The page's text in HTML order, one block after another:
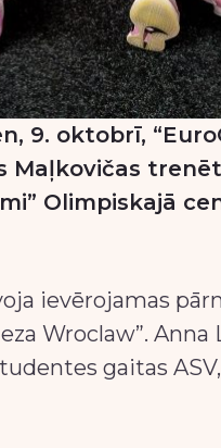
9. oktobrī,
Olimpiskajā
ievērojamas
Wroclaw”.
gaitas